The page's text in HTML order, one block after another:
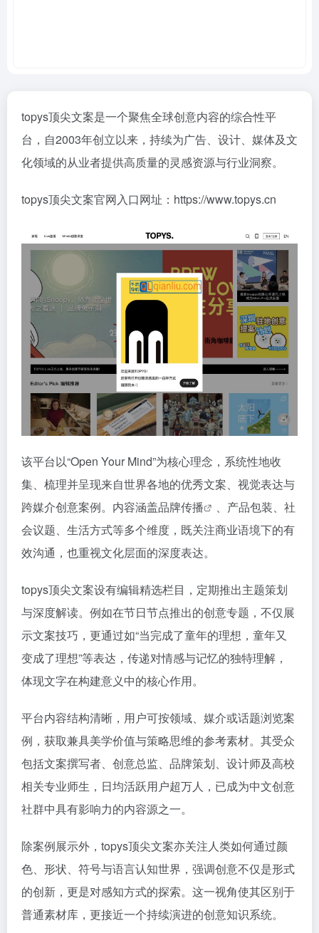
topys顶尖文案是一个聚焦全球创意内容的综合性平
台，自2003年创立以来，持续为广告、设计、媒体及文
化领域的从业者提供高质量的灵感资源与行业洞察。
topys顶尖文案官网入口网址：https://www.topys.cn
该平台以“Open Your Mind”为核心理念，系统性地收
集、梳理并呈现来自世界各地的优秀文案、视觉表达与
跨媒介创意案例。内容涵盖品牌传播
、产品包装、社
会议题、生活方式等多个维度，既关注商业语境下的有
效沟通，也重视文化层面的深度表达。
topys顶尖文案设有编辑精选栏目，定期推出主题策划
与深度解读。例如在节日节点推出的创意专题，不仅展
示文案技巧，更通过如“当完成了童年的理想，童年又
变成了理想”等表达，传递对情感与记忆的独特理解，
体现文字在构建意义中的核心作用。
平台内容结构清晰，用户可按领域、媒介或话题浏览案
例，获取兼具美学价值与策略思维的参考素材。其受众
包括文案撰写者、创意总监、品牌策划、设计师及高校
相关专业师生，日均活跃用户超万人，已成为中文创意
社群中具有影响力的内容源之一。
除案例展示外，topys顶尖文案亦关注人类如何通过颜
色、形状、符号与语言认知世界，强调创意不仅是形式
的创新，更是对感知方式的探索。这一视角使其区别于
普通素材库，更接近一个持续演进的创意知识系统。